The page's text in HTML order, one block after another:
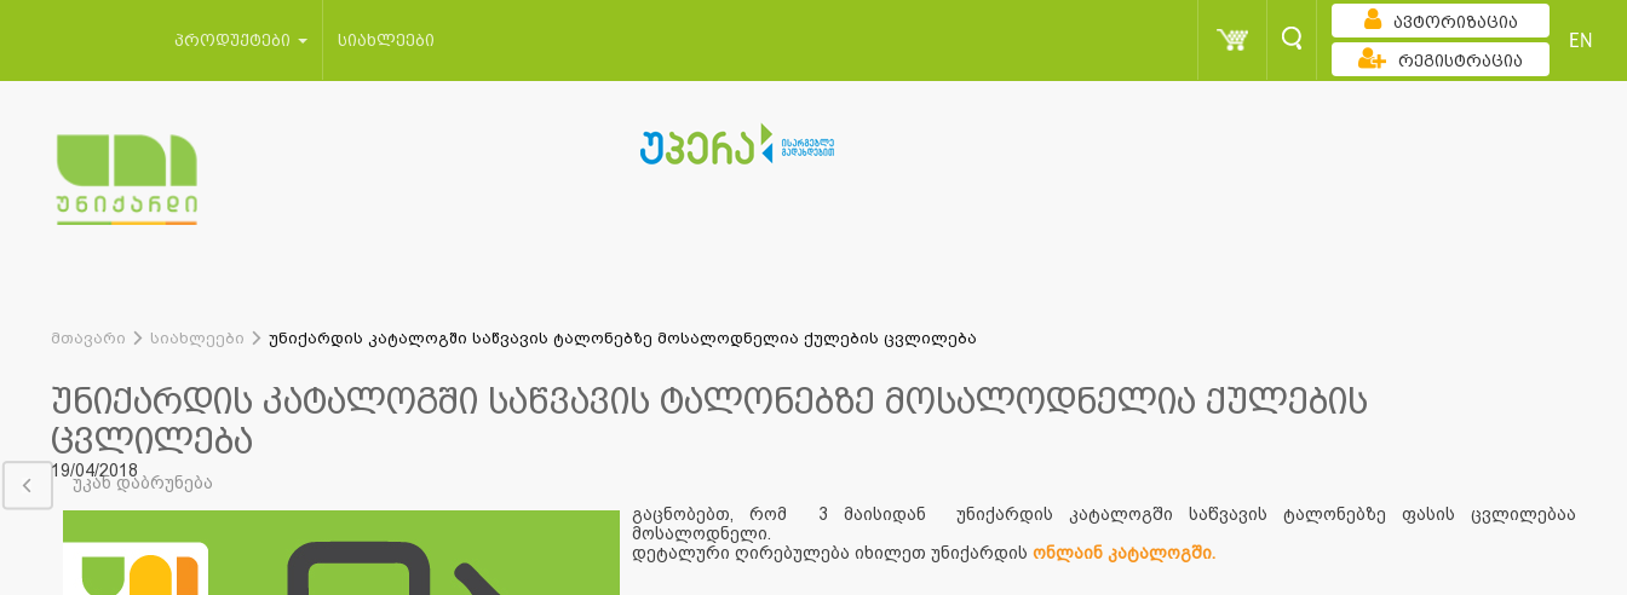
პროდუქტები სიახლეები
ავტორიზაცია
რეგისტრაცია
EN
უკან დაბრუნება
მთავარი სიახლეები უნიქარდის კატალოგში საწვავის ტალონებზე მოსალოდნელია ქულების ცვლილება
უნიქარდის კატალოგში საწვავის ტალონებზე მოსალოდნელია ქულების
ცვლილება
19/04/2018
გაცნობებთ, რომ 3 მაისიდან უნიქარდის კატალოგში საწვავის ტალონებზე ფასის ცვლილებაა
მოსალოდნელი.
დეტალური ღირებულება იხილეთ უნიქარდის ონლაინ კატალოგში.